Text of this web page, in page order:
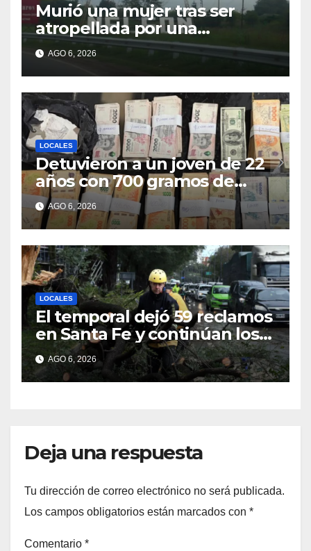
Murió una mujer tras ser
atropellada por una
motocicleta en Nelson
AGO 6, 2026
LOCALES
Detuvieron a un joven de 22
años con 700 gramos de
cocaína
AGO 6, 2026
LOCALES
El temporal dejó 59 reclamos
en Santa Fe y continúan los
operativos municipales
AGO 6, 2026
Deja una respuesta
Tu dirección de correo electrónico no será publicada.
Los campos obligatorios están marcados con *
Comentario *